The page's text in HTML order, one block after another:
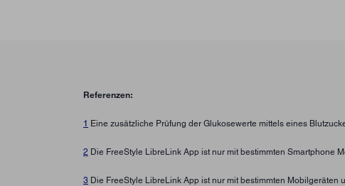
Referenzen:
1 Eine zusätzliche Prüfung der Glukosewerte mittels eines
2 Die FreeStyle LibreLink App ist nur mit bestimmten Smartphone
3 Die FreeStyle LibreLink App ist nur mit bestimmten